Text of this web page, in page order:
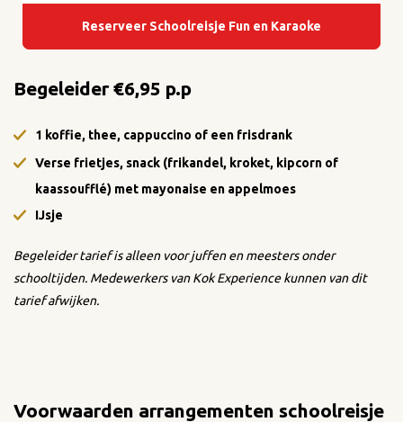
Reserveer Schoolreisje Fun en Karaoke
Begeleider €6,95 p.p
1 koffie, thee, cappuccino of een frisdrank
Verse frietjes, snack (frikandel, kroket, kipcorn of
kaassoufflé) met mayonaise en appelmoes
IJsje
Begeleider tarief is alleen voor juffen en meesters onder
schooltijden. Medewerkers van Kok Experience kunnen van dit
tarief afwijken.
Voorwaarden arrangementen schoolreisje